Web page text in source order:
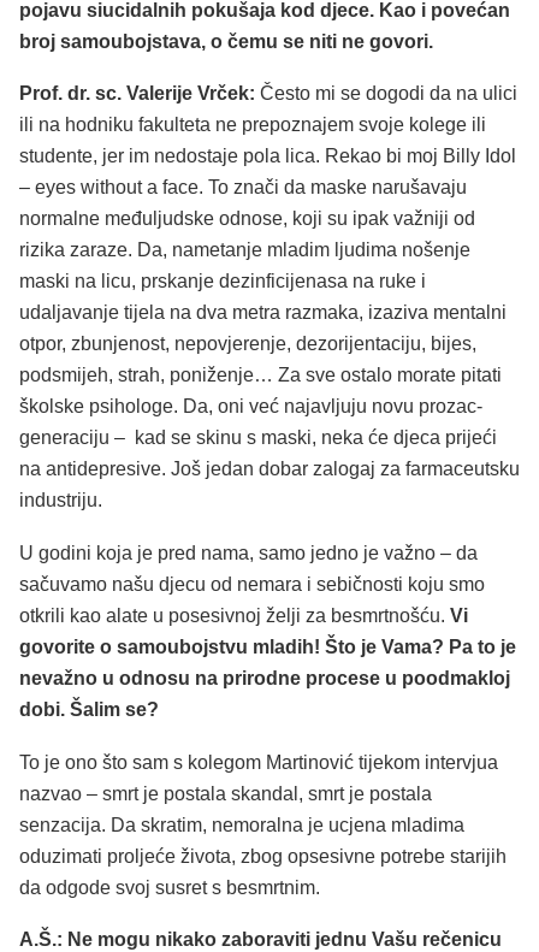
pojavu siucidalnih pokušaja kod djece. Kao i povećan
broj samoubojstava, o čemu se niti ne govori.
Prof. dr. sc. Valerije Vrček: Često mi se dogodi da na ulici
ili na hodniku fakulteta ne prepoznajem svoje kolege ili
studente, jer im nedostaje pola lica. Rekao bi moj Billy Idol
– eyes without a face. To znači da maske narušavaju
normalne međuljudske odnose, koji su ipak važniji od
rizika zaraze. Da, nametanje mladim ljudima nošenje
maski na licu, prskanje dezinficijenasa na ruke i
udaljavanje tijela na dva metra razmaka, izaziva mentalni
otpor, zbunjenost, nepovjerenje, dezorijentaciju, bijes,
podsmijeh, strah, poniženje… Za sve ostalo morate pitati
školske psihologe. Da, oni već najavljuju novu prozac-
generaciju – kad se skinu s maski, neka će djeca prijeći
na antidepresive. Još jedan dobar zalogaj za farmaceutsku
industriju.
U godini koja je pred nama, samo jedno je važno – da
sačuvamo našu djecu od nemara i sebičnosti koju smo
otkrili kao alate u posesivnoj želji za besmrtnošću. Vi
govorite o samoubojstvu mladih! Što je Vama? Pa to je
nevažno u odnosu na prirodne procese u poodmakloj
dobi. Šalim se?
To je ono što sam s kolegom Martinović tijekom intervjua
nazvao – smrt je postala skandal, smrt je postala
senzacija. Da skratim, nemoralna je ucjena mladima
oduzimati proljeće života, zbog opsesivne potrebe starijih
da odgode svoj susret s besmrtnim.
A.Š.: Ne mogu nikako zaboraviti jednu Vašu rečenicu